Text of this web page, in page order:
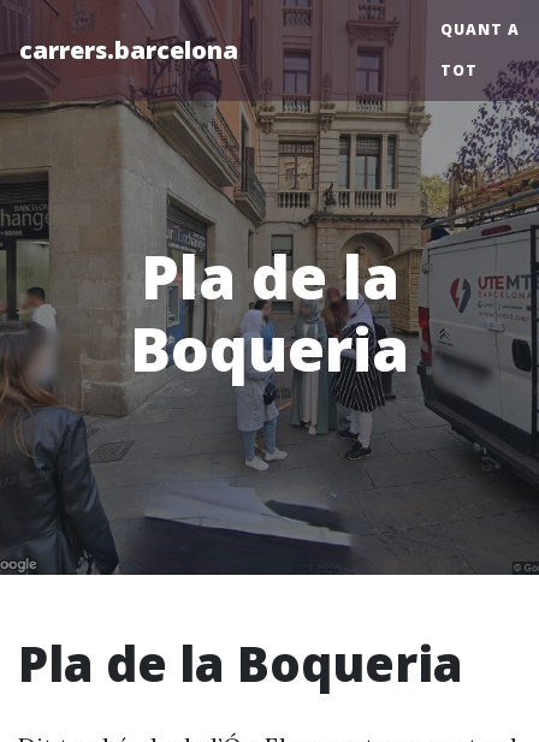
carrers.barcelona
QUANT A
TOT
Pla de la
Boqueria
Pla de la Boqueria